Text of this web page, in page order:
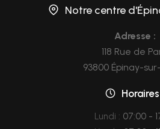
Notre centre
Adresse :
118 Rue de
93800 Épinay-
Lundi : 07:00 -